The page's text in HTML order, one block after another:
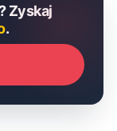
Zyskaj
.